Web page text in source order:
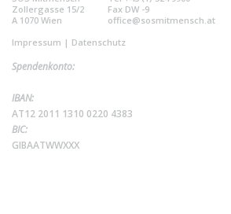
Zollergasse 15/2
A 1070 Wien
Fax DW -9
office@sosmitmensch.at
Impressum | Datenschutz
Spendenkonto:
IBAN:
AT12 2011 1310 0220 4383
BIC:
GIBAATWWXXX